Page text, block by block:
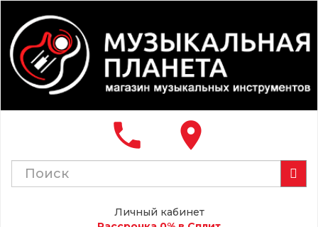
local_phone place
Личный кабинет